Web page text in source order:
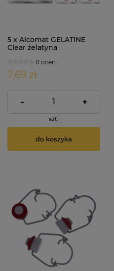
5 x Alcomat GELATINE
Clear żelatyna
0 ocen
7,69 zł
- +
szt.
do koszyka